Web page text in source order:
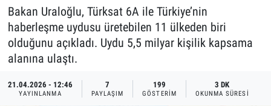
Bakan Uraloğlu, Türksat 6A ile Türkiye’nin
haberleşme uydusu üretebilen 11 ülkeden biri
olduğunu açıkladı. Uydu 5,5 milyar kişilik kapsama
alanına ulaştı.
21.04.2026 - 12:46
YAYINLANMA
7
PAYLAŞIM
199
GÖSTERIM
3 DK
OKUNMA SÜRESI